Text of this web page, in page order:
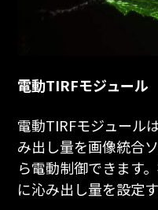
電動TIRFモジュール
電動TIRFモジュール
み出し量を画像統合
ら電動制御できます
に沁み出し量を設定